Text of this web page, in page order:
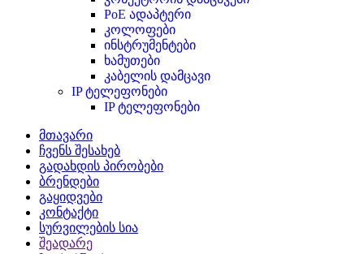
PoE ადაპტერი
კოლოფები
ინსტრუმენტები
ხამუთები
კაბელის დამცავი
IP ტელეფონები
IP ტელეფონები
მთავარი
ჩვენს შესახებ
გადახდის პირობები
ბრენდები
გაყიდვები
კონტაქტი
სურვილების სია
შეადარე